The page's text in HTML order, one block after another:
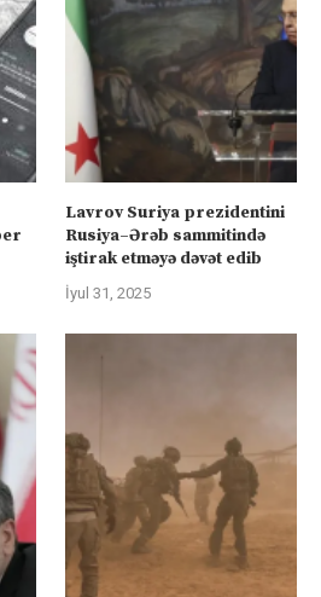
Lavrov Suriya prezidentini
Rusiya–Ərəb sammitində
iştirak etməyə dəvət edib
İyul 31, 2025